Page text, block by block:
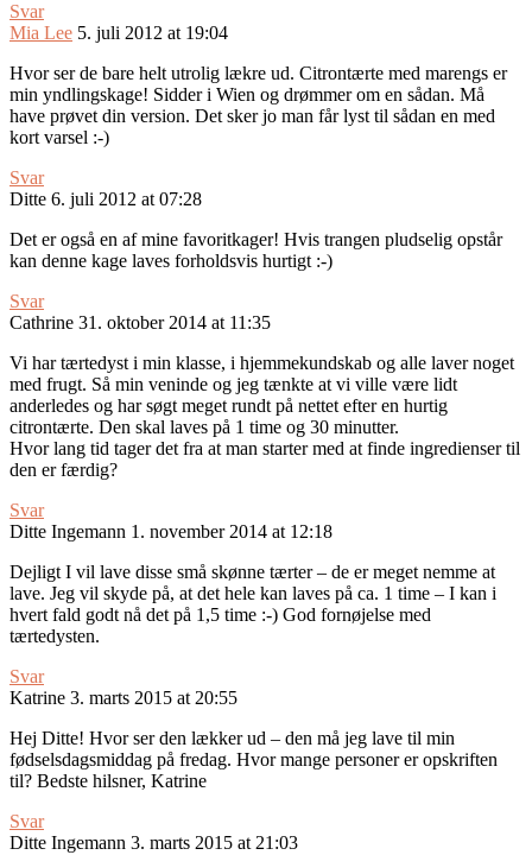
Svar
Mia Lee 5. juli 2012 at 19:04
Hvor ser de bare helt utrolig lækre ud. Citrontærte med marengs er
min yndlingskage! Sidder i Wien og drømmer om en sådan. Må
have prøvet din version. Det sker jo man får lyst til sådan en med
kort varsel :-)
Svar
Ditte 6. juli 2012 at 07:28
Det er også en af mine favoritkager! Hvis trangen pludselig opstår
kan denne kage laves forholdsvis hurtigt :-)
Svar
Cathrine 31. oktober 2014 at 11:35
Vi har tærtedyst i min klasse, i hjemmekundskab og alle laver noget
med frugt. Så min veninde og jeg tænkte at vi ville være lidt
anderledes og har søgt meget rundt på nettet efter en hurtig
citrontærte. Den skal laves på 1 time og 30 minutter.
Hvor lang tid tager det fra at man starter med at finde ingredienser til
den er færdig?
Svar
Ditte Ingemann 1. november 2014 at 12:18
Dejligt I vil lave disse små skønne tærter – de er meget nemme at
lave. Jeg vil skyde på, at det hele kan laves på ca. 1 time – I kan i
hvert fald godt nå det på 1,5 time :-) God fornøjelse med
tærtedysten.
Svar
Katrine 3. marts 2015 at 20:55
Hej Ditte! Hvor ser den lækker ud – den må jeg lave til min
fødselsdagsmiddag på fredag. Hvor mange personer er opskriften
til? Bedste hilsner, Katrine
Svar
Ditte Ingemann 3. marts 2015 at 21:03